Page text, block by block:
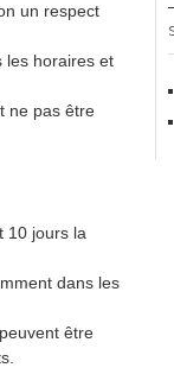
un respect
les horaires et
ne pas être
10 jours la
dans les
être